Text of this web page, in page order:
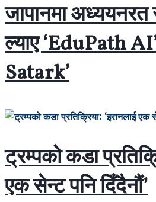
जापानमा अध्ययनरत
ल्याए ‘EduPath
Satark’
ट्रम्पको कडा
एक सेन्ट पनि दिँदैनौं’